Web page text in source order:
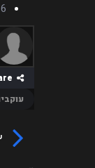
6 yr